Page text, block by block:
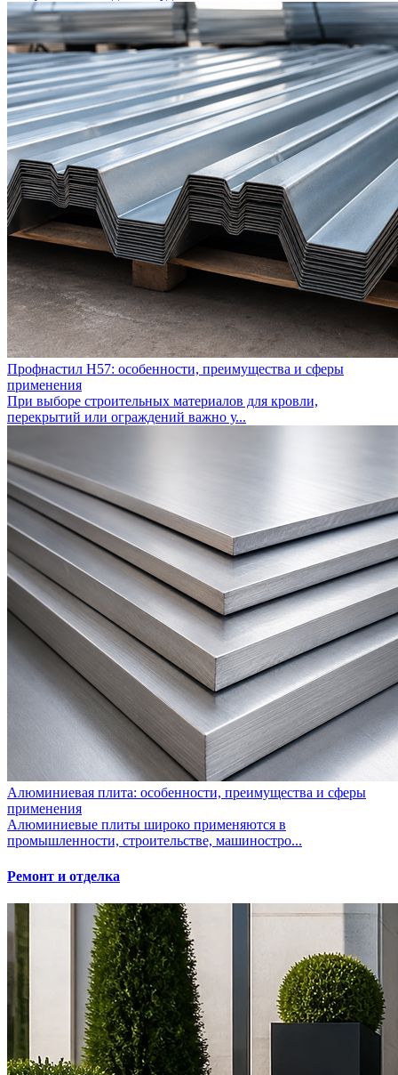
Профнастил Н57: особенности, преимущества и сферы
применения
При выборе строительных материалов для кровли,
перекрытий или ограждений важно у...
Алюминиевая плита: особенности, преимущества и сферы
применения
Алюминиевые плиты широко применяются в
промышленности, строительстве, машиностро...
Ремонт и отделка